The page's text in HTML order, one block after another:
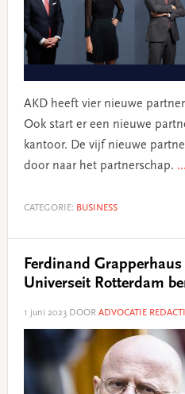
AKD heeft vier nieuwe
Ook start er een nieuwe
kantoor. De vijf nieuwe
door naar het partnerschap.
CATEGORIE: BUSINESS
Ferdinand
Universeit Rotterdam
1 juni 2023DOOR ADVOCATIE